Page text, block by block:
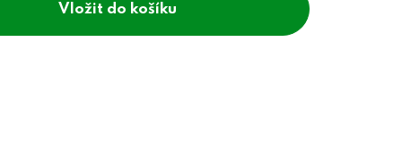
do košíku